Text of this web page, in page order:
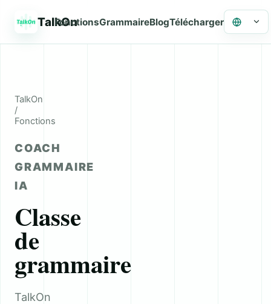
TalkOn
FonctionsGrammaireBlogTélécharger
TalkOn
/
Fonctions
COACH
GRAMMAIRE
IA
Classe
de
grammaire
TalkOn